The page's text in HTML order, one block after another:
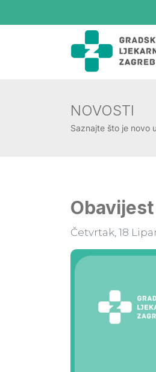
NOVOSTI
Saznajte što je novo
Četvrtak, 18